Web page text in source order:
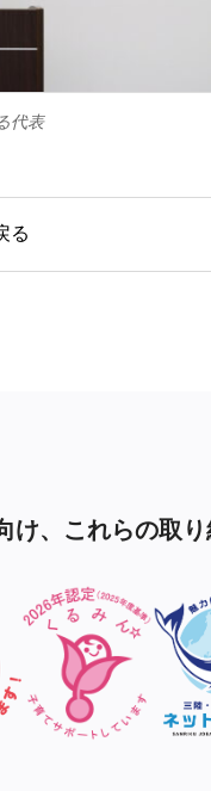
代表
る
、これらの取り